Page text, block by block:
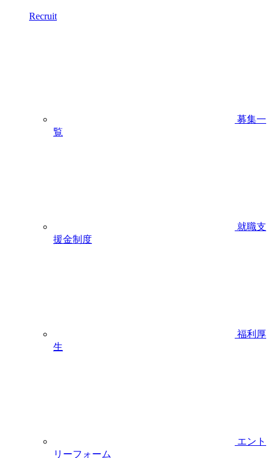
Recruit
募集一
覧
就職支
援金制度
福利厚
生
エント
リーフォーム